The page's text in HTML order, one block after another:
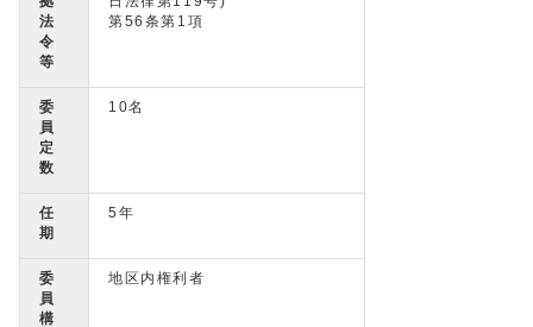
法
令
等
第56条第1項
委
員
定
数
10名
任
期
5年
委
員
構
地区内権利者